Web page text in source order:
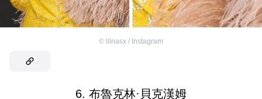
© lilnasx / Instagram
6. 布魯克林·貝克漢姆